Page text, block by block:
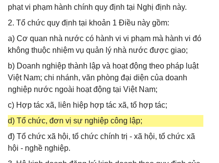
phạt vi phạm hành chính quy định tại Nghị định này.
2. Tổ chức quy định tại khoản 1 Điều này gồm:
a) Cơ quan nhà nước có hành vi vi phạm mà hành vi đó
không thuộc nhiệm vụ quản lý nhà nước được giao;
b) Doanh nghiệp thành lập và hoạt động theo pháp luật
Việt Nam; chi nhánh, văn phòng đại diện của doanh
nghiệp nước ngoài hoạt động tại Việt Nam;
c) Hợp tác xã, liên hiệp hợp tác xã, tổ hợp tác;
d) Tổ chức, đơn vị sự nghiệp công lập;
đ) Tổ chức xã hội, tổ chức chính trị - xã hội, tổ chức xã
hội - nghề nghiệp.